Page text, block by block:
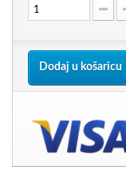
Dodaj u košaricu